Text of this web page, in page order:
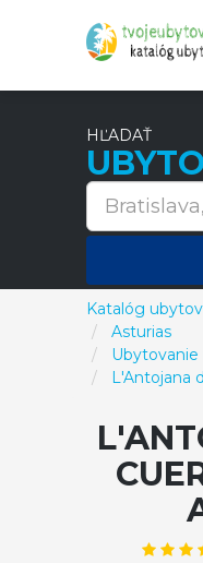
HĽADAŤ
Katalóg
Asturias
L'Antojana